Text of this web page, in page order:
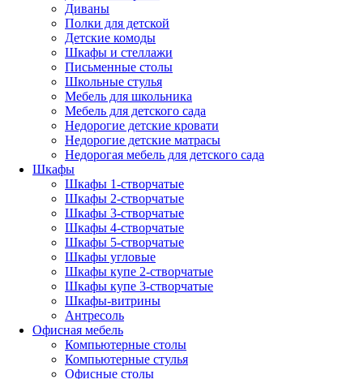
Диваны
Полки для детской
Детские комоды
Шкафы и стеллажи
Письменные столы
Школьные стулья
Мебель для школьника
Мебель для детского сада
Недорогие детские кровати
Недорогие детские матрасы
Недорогая мебель для детского сада
Шкафы
Шкафы 1-створчатые
Шкафы 2-створчатые
Шкафы 3-створчатые
Шкафы 4-створчатые
Шкафы 5-створчатые
Шкафы угловые
Шкафы купе 2-створчатые
Шкафы купе 3-створчатые
Шкафы-витрины
Антресоль
Офисная мебель
Компьютерные столы
Компьютерные стулья
Офисные столы